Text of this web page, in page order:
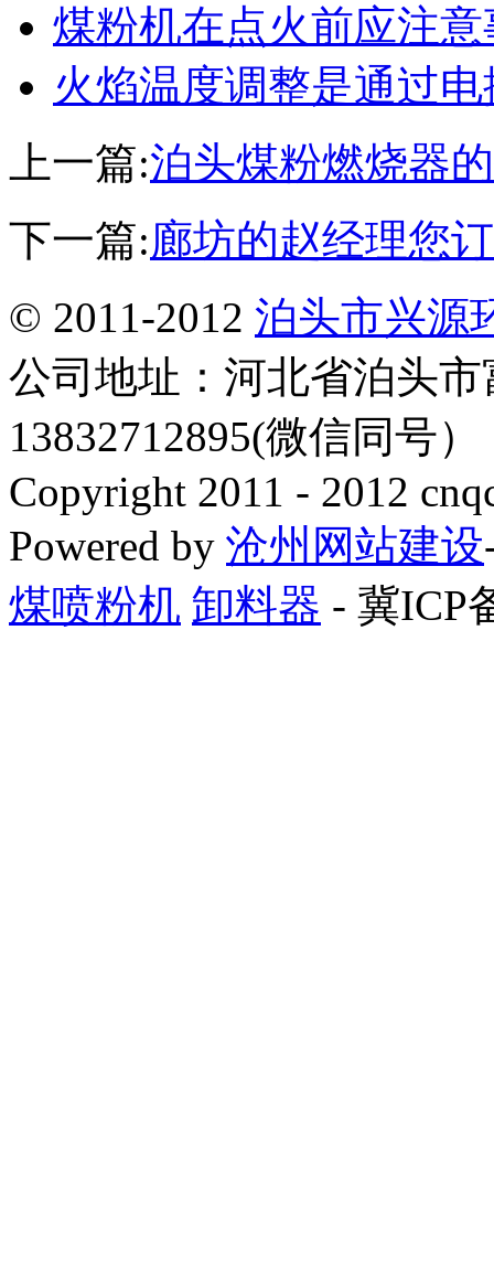
煤粉机在点火前应注意
火焰温度调整是通过
上一篇:泊头煤粉燃烧器
下一篇:廊坊的赵经理您
© 2011-2012 泊头市兴源
公司地址：河北省泊头
13832712895(微信同号
Copyright 2011 - 2012
Powered by 沧州网站建设
煤喷粉机 卸料器 - 冀ICP